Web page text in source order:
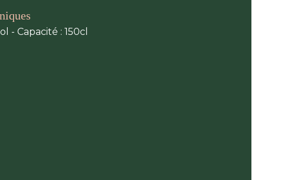
- Capacité : 150cl